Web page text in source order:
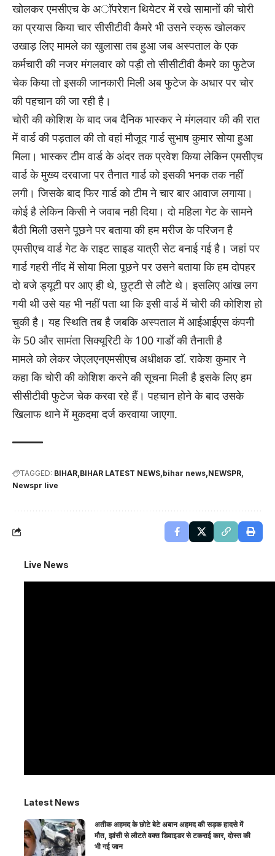
खाेलकर एमसीएच के अाॅपरेशन थियेटर में रखे सामानाें की चाेरी
का प्रयास किया चार सीसीटीवी कैमरे भी उसने स्क्रू खाेलकर
उखाड़ लिए मामले का खुलासा तब हुआ जब अस्पताल के एक
कर्मचारी की नजर मंगलवार काे पड़ी ताे सीसीटीवी कैमरे का फुटेज
चेक किया ताे इसकी जानकारी मिली अब फुटेज के अधार पर चाेर
की पहचान की जा रही है।
चाेरी की काेशिश के बाद जब दैनिक भास्कर ने मंगलवार की की रात
में वार्ड की पड़ताल की ताे वहां माैजूद गार्ड सुभाष कुमार साेया हुआ
मिला। भास्कर टीम वार्ड के अंदर तक प्रवेश किया लेकिन एमसीएच
वार्ड के मुख्य दरवाजा पर तैनात गार्ड को इसकी भनक तक नहीं
लगी। जिसके बाद फिर गार्ड को टीम ने चार बार आवाज लगाया।
कोई है लेकिन किसी ने जवाब नही दिया। दो महिला गेट के सामने
बैठी मिली उसने पूछने पर बताया की हम मरीज के परिजन है
एमसीएच वार्ड गेट के राइट साइड यात्री सेट बनाई गई है। जहां पर
गार्ड गहरी नींद में सोया मिला पूछने पर उसने बताया कि हम दाेपहर
दाे बजे ड्यूटी पर आए ही थे, छुट्टी से लाैटे थे। इसलिए आंख लग
गयी थी उसे यह भी नहीं पता था कि इसी वार्ड में चाेरी की काेशिश हाे
चुकी है। यह स्थिति तब है जबकि अस्पताल में आईआईएस कंपनी
के 50 और सामंता सिक्यूरिटी के 100 गार्डाें की तैनाती है
मामले को लेकर जेएलएनएमसीएच अधीक्षक डाॅ. राकेश कुमार ने
कहा कि चाेरी की काेशिश करने की सूचना मिली है इसके लिए हम
सीसीटीवी फुटेज चेक करवा रहे हैं। पहचान हाेने के बाद उसके
खिलाफ थाने में मुकदमा दर्ज करवाया जाएगा.
TAGGED: BIHAR BIHAR LATEST NEWS bihar news NEWSPR
Newspr live
Live News
Latest News
अतीक अहमद के छोटे बेटे अबान अहमद की सड़क हादसे में
मौत, झांसी से लौटते वक्त डिवाइडर से टकराई कार, दोस्त की
भी गई जान